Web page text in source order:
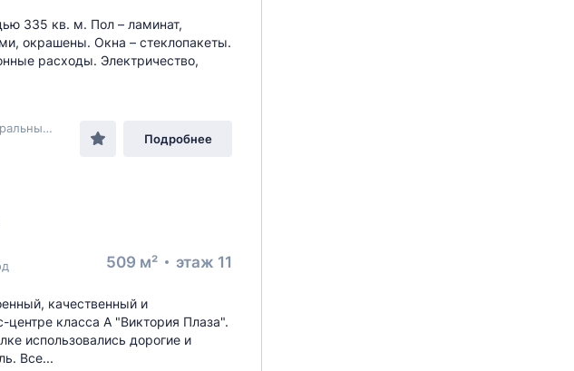
335 кв. м. Пол – ламинат,
окрашены. Окна – стеклопакеты.
расходы. Электричество,
1-й
Подробнее
509 м² этаж 11
качественный и
класса А "Виктория Плаза".
использовались дорогие и
Все...